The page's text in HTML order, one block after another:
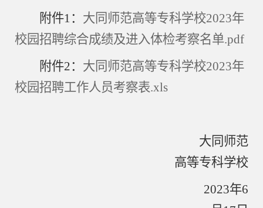
附件1： 大同师范高等专科学校2023年
校园招聘综合成绩及进入体检考察名单.pdf
附件2： 大同师范高等专科学校2023年
校园招聘工作人员考察表.xls
大同师范
高等专科学校
2023年6